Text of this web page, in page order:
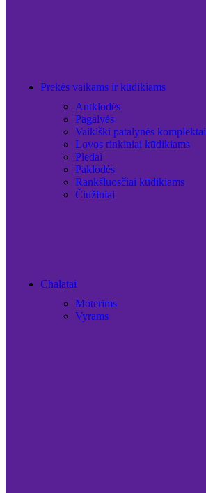
Prekės vaikams ir kūdikiams
Antklodės
Pagalvės
Vaikiški patalynės komplektai
Lovos rinkiniai kūdikiams
Pledai
Paklodės
Rankšluosčiai kūdikiams
Čiužiniai
Chalatai
Moterims
Vyrams